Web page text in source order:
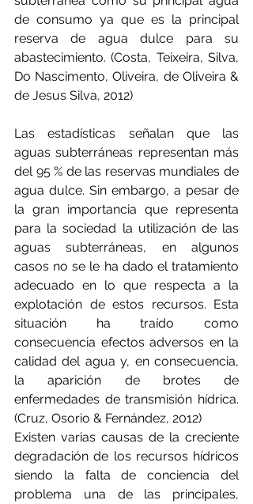
de consumo ya que es la principal
reserva de agua dulce para su
abastecimiento. (Costa, Teixeira, Silva,
Do Nascimento, Oliveira, de Oliveira &
de Jesus Silva, 2012)
Las estadísticas señalan que las
aguas subterráneas representan más
del 95 % de las reservas mundiales de
agua dulce. Sin embargo, a pesar de
la gran importancia que representa
para la sociedad la utilización de las
aguas subterráneas, en algunos
casos no se le ha dado el tratamiento
adecuado en lo que respecta a la
explotación de estos recursos. Esta
situación ha traído como
consecuencia efectos adversos en la
calidad del agua y, en consecuencia,
la aparición de brotes de
enfermedades de transmisión hídrica.
(Cruz, Osorio & Fernández, 2012)
Existen varias causas de la creciente
degradación de los recursos hídricos
siendo la falta de conciencia del
problema una de las principales,